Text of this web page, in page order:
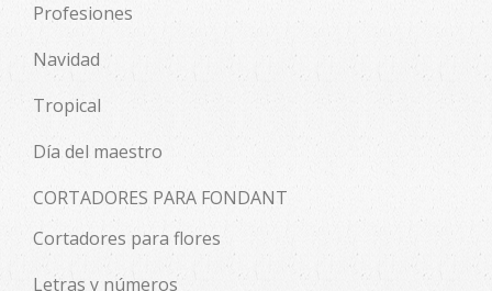
Profesiones
Navidad
Tropical
Día del maestro
CORTADORES PARA FONDANT
Cortadores para flores
Letras y números